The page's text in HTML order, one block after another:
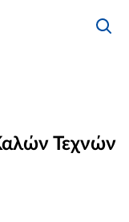
Τεχνών